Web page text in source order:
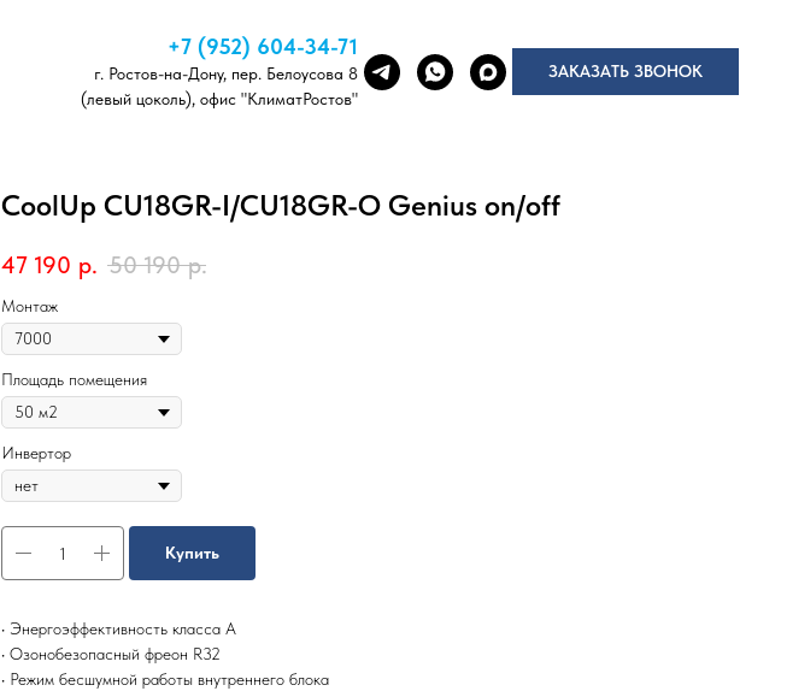
+7 (952) 604-34-71
г. Ростов-на-Дону, пер. Белоусова 8
(левый цоколь), офис "КлиматРостов"
ЗАКАЗАТЬ ЗВОНОК
CoolUp CU18GR-I/CU18GR-O Genius on/off
47 190 р. 50 190 р.
Монтаж
Площадь помещения
Инвертор
Купить
• Энергоэффективность класса А
• Озонобезопасный фреон R32
• Режим бесшумной работы внутреннего блока